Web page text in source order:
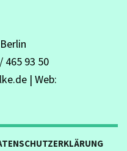
465 93 50
| Web: